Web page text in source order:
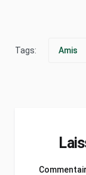
Tags: Amis